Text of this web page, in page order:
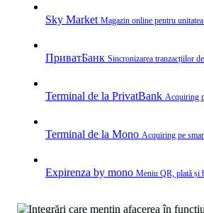
Sky Market Magazin online pentru
ПриватБанк Sincronizarea tranzacțiilor
Terminal de la PrivatBank Acquiring
Terminal de la Mono Acquiring pe
Expirenza by mono Meniu QR, plată și